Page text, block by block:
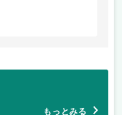
もっとみる